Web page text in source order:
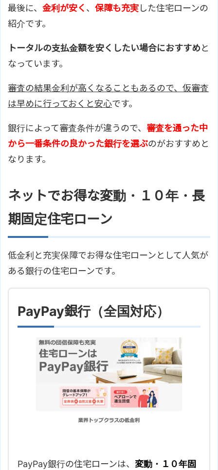
最後に、 金利が安く 、 保障も充実した住宅ローンの
紹介です。
トータルの支払金額を安くしたい場合におすすめと
なっています。
審査の結果金利が高くなることもあるので、仮審査
は早めに行っておくと安心です。
銀行によって審査条件が違うので、 審査を通った中
から一番条件の良かった銀行を選ぶのがおすすめと
なります。
ネットでお得な変動・１０年・長
期固定住宅ローン
低金利と充実保障でお得な住宅ローンとして人気が
ある銀行の住宅ローンです。
PayPay銀行（全国対応）
PayPay銀行の住宅ローンは、 変動・１０年固